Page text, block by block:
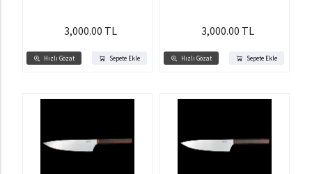
Hızlı Gözat Sepete Ekle
3,000.00 TL
Hızlı Gözat Sepete Ekle
3,000.00 TL